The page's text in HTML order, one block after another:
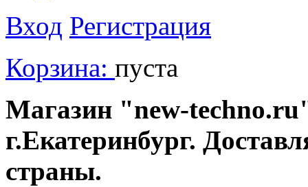
Вход Регистрация
Корзина: пуста
Магазин "new-
г.Екатеринбург.
страны.